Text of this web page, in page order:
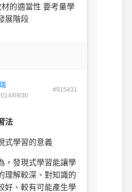
的適當性 要考量學
展階段
09/30
#915431
法
式學習的意義
，發現式學習能讓學
理解較深、對知識的
好、較有可能產生學